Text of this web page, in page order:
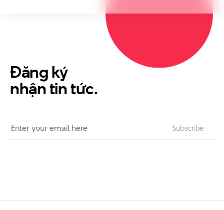
Đăng ký
nhận tin tức.